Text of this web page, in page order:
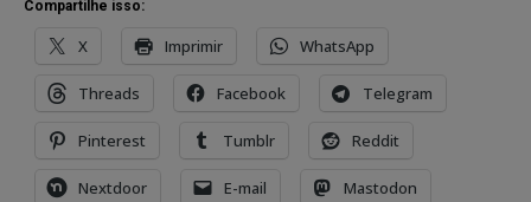
Compartilhe isso:
X Imprimir WhatsApp
Threads Facebook Telegram
Pinterest Tumblr Reddit
Nextdoor E-mail Mastodon